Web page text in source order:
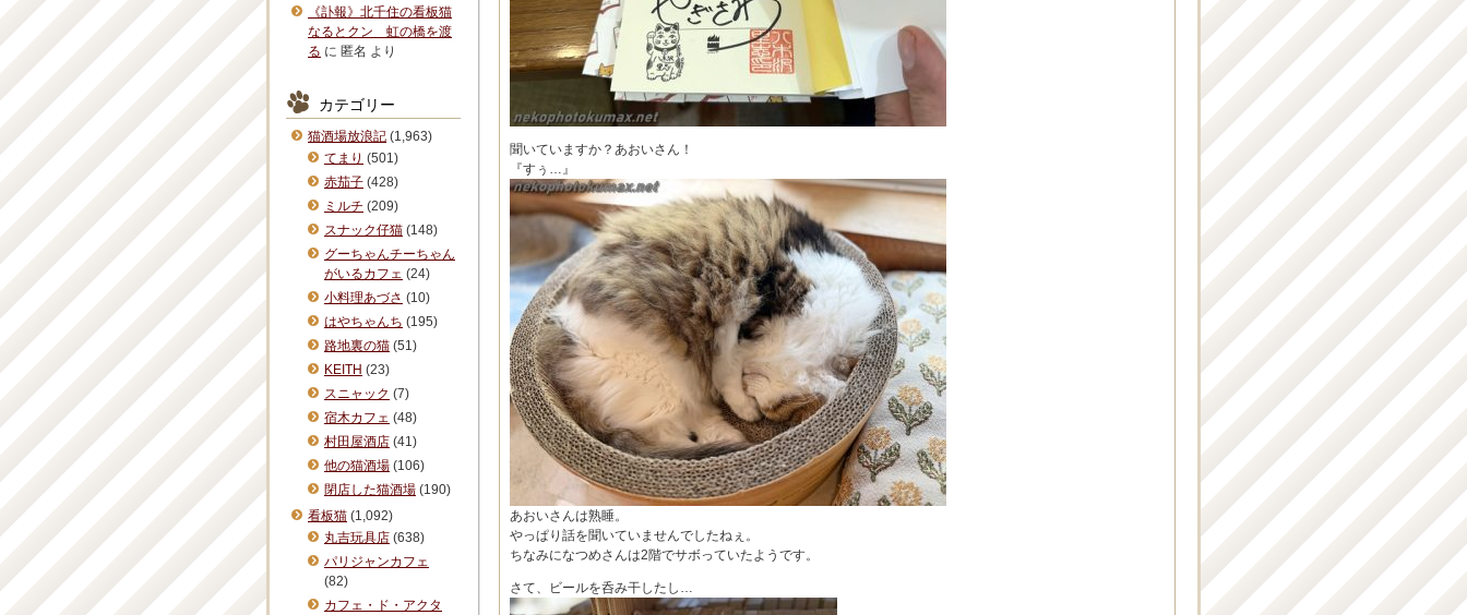
聞いていますか？あおいさん！
『すぅ…』
あおいさんは熟睡。
やっぱり話を聞いていませんでしたねぇ。
ちなみになつめさんは2階でサボっていたようです。
さて、ビールを呑み干したし…
《訃報》北千住の看板猫
なるとクン 虹の橋を渡
る に 匿名 より
カテゴリー
猫酒場放浪記 (1,963)
てまり (501)
赤茄子 (428)
ミルチ (209)
スナック仔猫 (148)
グーちゃんチーちゃん
がいるカフェ (24)
小料理あづさ (10)
はやちゃんち (195)
路地裏の猫 (51)
KEITH (23)
スニャック (7)
宿木カフェ (48)
村田屋酒店 (41)
他の猫酒場 (106)
閉店した猫酒場 (190)
看板猫 (1,092)
丸吉玩具店 (638)
パリジャンカフェ
(82)
カフェ・ド・アクタ